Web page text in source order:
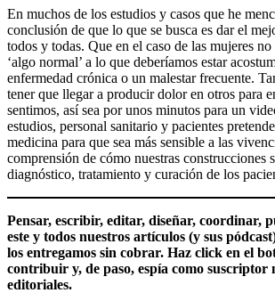
En muchos de los estudios y casos que he
conclusión de que lo que se busca es dar el
todos y todas. Que en el caso de las mujeres
‘algo normal’ a lo que deberíamos estar
enfermedad crónica o un malestar frecuente.
tener que llegar a producir dolor en otros para
sentimos, así sea por unos minutos para un
estudios, personal sanitario y pacientes
medicina para que sea más sensible a las
comprensión de cómo nuestras construcciones
diagnóstico, tratamiento y curación de los
Pensar, escribir, editar, diseñar, coordinar,
este y todos nuestros artículos (y sus
los entregamos sin cobrar. Haz click en el
contribuir y, de paso, espía como suscriptor
editoriales.